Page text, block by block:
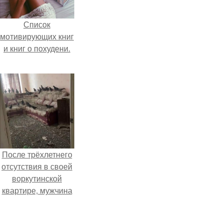
Список
мотивирующих книг
и книг о похудени.
После трёхлетнего
отсутствия в своей
воркутинской
квартире, мужчина